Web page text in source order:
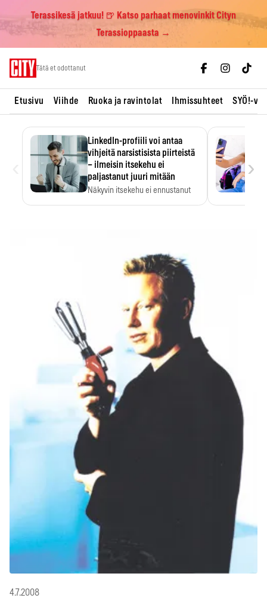
Terassikesä jatkuu! 🍺 Katso parhaat menovinkit Cityn
Terassioppaasta →
Tätä et odottanut
Etusivu Viihde Ruoka ja ravintolat Ihmissuhteet SYÖ!-
LinkedIn-profiili voi antaa
vihjeitä narsistisista piirteistä
– ilmeisin itsekehu ei
paljastanut juuri mitään
Näkyvin itsekehu ei ennustanut
›
4.7.2008